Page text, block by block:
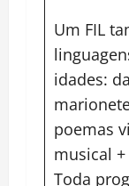
Um FIL
idades:
poemas
musical
Toda